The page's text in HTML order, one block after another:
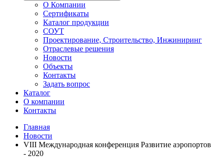
О Компании
Сертификаты
Каталог продукции
СОУТ
Проектирование, Строительство, Инжиниринг
Отраслевые решения
Новости
Объекты
Контакты
Задать вопрос
Каталог
О компании
Контакты
Главная
Новости
VIII Международная конференция Развитие аэропортов
- 2020